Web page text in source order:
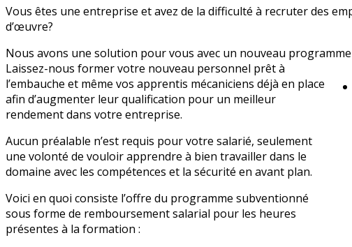
Vous êtes une entreprise et avez de la difficulté à recruter des
d’œuvre?
Nous avons une solution pour vous avec un nouveau
Laissez-nous former votre nouveau personnel prêt à
l’embauche et même vos apprentis mécaniciens déjà en place
afin d’augmenter leur qualification pour un meilleur
rendement dans votre entreprise.
Aucun préalable n’est requis pour votre salarié, seulement
une volonté de vouloir apprendre à bien travailler dans le
domaine avec les compétences et la sécurité en avant plan.
Voici en quoi consiste l’offre du programme subventionné
sous forme de remboursement salarial pour les heures
présentes à la formation :